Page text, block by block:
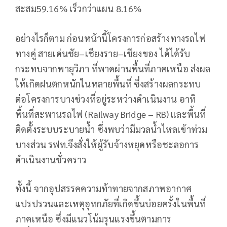
สะสม59.16% เร็วกว่าแผน 8.16%
อย่างไรก็ตาม ก่อนหน้านี้โครงการก่อสร้างทางรถไฟ
ทางคู่ สายเด่นชัย–เชียงราย–เชียงของ ได้ได้รับ
กระทบจากพายุวิภา ที่พาดผ่านพื้นที่ภาคเหนือ ส่งผล
ให้เกิดฝนตกหนักในหลายพื้นที่ ซึ่งสร้างผลกระทบ
ต่อโครงการบางช่วงที่อยู่ระหว่างดำเนินงาน อาทิ
พื้นที่สะพานรถไฟ (Railway Bridge – RB) และพื้นที่
ติดตั้งระบบระบายน้ำ ซึ่งพบว่ามีมวลน้ำไหลเข้าท่วม
บางส่วน รฟท.จึงสั่งให้ผู้รับจ้างหยุดหรือชะลอการ
ดำเนินงานชั่วคราว
ทั้งนี้ จากอุปสรรคความท้าทายจากสภาพอากาศ
แปรปรวนและเหตุอุทกภัยที่เกิดขึ้นบ่อยครั้งในพื้นที่
ภาคเหนือ ซึ่งมีแนวโน้มรุนแรงขึ้นตามการ